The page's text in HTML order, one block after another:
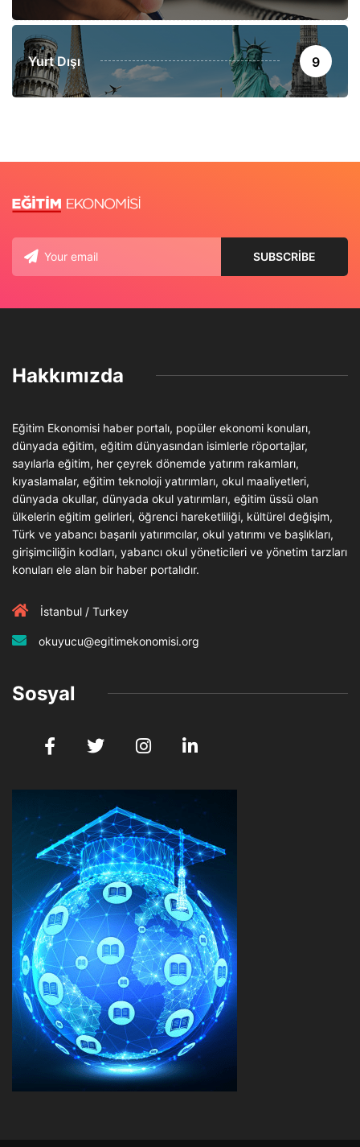
Yurt Dışı 9
Hakkımızda
Eğitim Ekonomisi haber portalı, popüler ekonomi konuları,
dünyada eğitim, eğitim dünyasından isimlerle röportajlar,
sayılarla eğitim, her çeyrek dönemde yatırım rakamları,
kıyaslamalar, eğitim teknoloji yatırımları, okul maaliyetleri,
dünyada okullar, dünyada okul yatırımları, eğitim üssü olan
ülkelerin eğitim gelirleri, öğrenci hareketliliği, kültürel değişim,
Türk ve yabancı başarılı yatırımcılar, okul yatırımı ve başlıkları,
girişimciliğin kodları, yabancı okul yöneticileri ve yönetim tarzları
konuları ele alan bir haber portalıdır.
İstanbul / Turkey
okuyucu@egitimekonomisi.org
Sosyal